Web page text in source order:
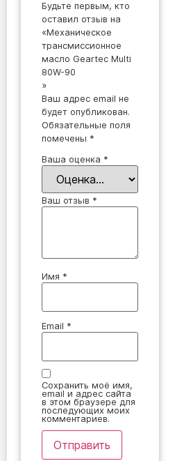
Будьте первым, кто
оставил отзыв на
«Механическое
трансмиссионное
масло Geartec Multi
80W-90
»
Ваш адрес email не
будет опубликован.
Обязательные поля
помечены *
Ваша оценка *
Ваш отзыв *
Имя *
Email *
Сохранить моё имя,
email и адрес сайта
в этом браузере для
последующих моих
комментариев.